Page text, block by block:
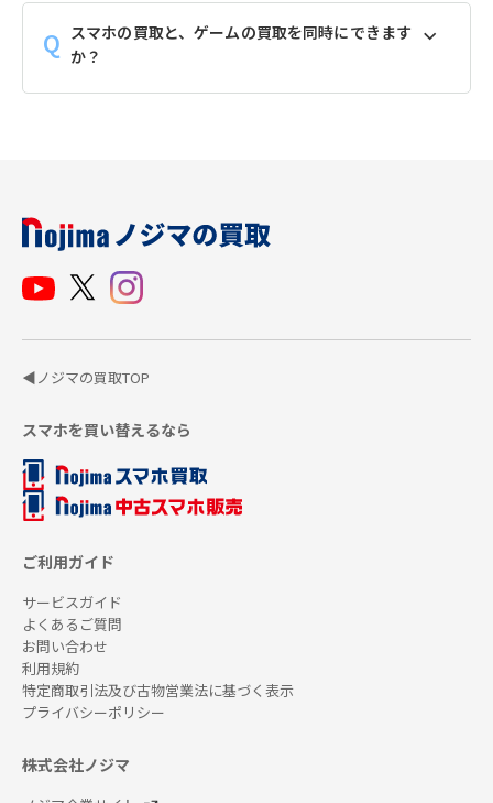
スマホの買取と、ゲームの買取を同時にできます
か？
◀ノジマの買取TOP
スマホを買い替えるなら
ご利用ガイド
サービスガイド
よくあるご質問
お問い合わせ
利用規約
特定商取引法及び古物営業法に基づく表示
プライバシーポリシー
株式会社ノジマ